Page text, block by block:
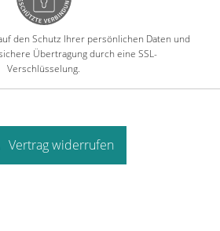
den Schutz Ihrer persönlichen Daten und
Übertragung durch eine SSL-
Verschlüsselung.
Vertrag widerrufen